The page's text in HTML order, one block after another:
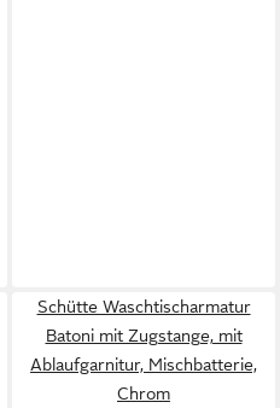
Schütte Waschtischarmatur
Batoni mit Zugstange, mit
Ablaufgarnitur, Mischbatterie,
Chrom